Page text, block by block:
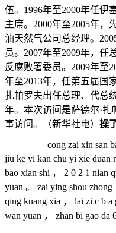
伍。1996年至2000年任伊
主席。2000年至2005年，
油天然气公司总经理。
员。2007年至2009年，任
反腐败署委员。2009年至
年至2013年，任第五届国
扎帕罗夫出任总理、代总
年。本次访问是萨德尔·
事访问。（新华社电） 操
cong zai xin san ban
jiu ke yi kan chu yi xie duan
bao xian shi ， 2 0 2 1 nian
yuan 。 zai ying shou
qing kuang xia ， lai zi c b a
wan yuan ， zhan bi gao da